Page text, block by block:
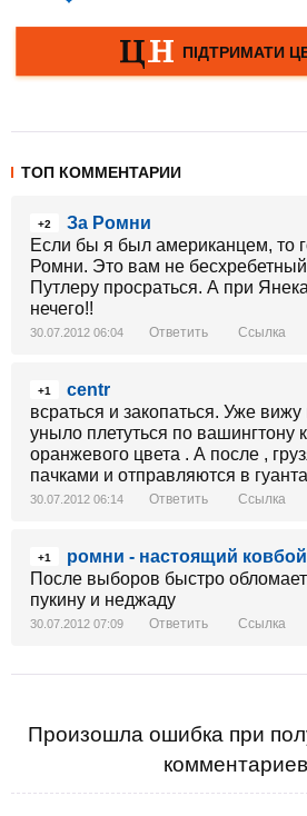
ТОП КОММЕНТАРИИ
+2
За Ромни
Если бы я был американцем, то
Ромни. Это вам не
Путлеру просраться. А при
нечего!!
30.07.2012 06:04 Ответить Ссылка
+1
centr
всраться и закопаться. Уже вижу
уныло плетуться по
оранжевого цвета . А после ,
пачками и отправляются в
30.07.2012 06:14 Ответить Ссылка
+1
ромни - настоящий ковбой
После выборов быстро
пукину и неджаду
30.07.2012 07:09 Ответить Ссылка
Произошла ошибка при